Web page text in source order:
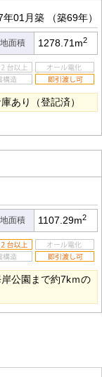
年01月築 （築69年）
面積 1278.71m2
あり（登記済）
面積 1107.29m2
公園まで約7kｍの